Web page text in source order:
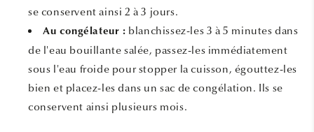
se conservent ainsi 2 à 3 jours.
Au congélateur : blanchissez-les 3 à 5 minutes dans
de l'eau bouillante salée, passez-les immédiatement
sous l'eau froide pour stopper la cuisson, égouttez-les
bien et placez-les dans un sac de congélation. Ils se
conservent ainsi plusieurs mois.